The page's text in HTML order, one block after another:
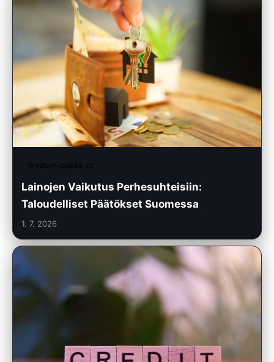
ferratum-pujcka.cz
Lainojen Vaikutus Perhesuhteisiin:
Taloudelliset Päätökset Suomessa
1. 7. 2026